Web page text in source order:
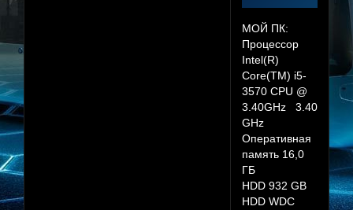
МОЙ ПК:
Процессор
Intel(R)
Core(TM) i5-
3570 CPU @
3.40GHz 3.40
GHz
Оперативная
память 16,0
ГБ
HDD 932 GB
HDD WDC